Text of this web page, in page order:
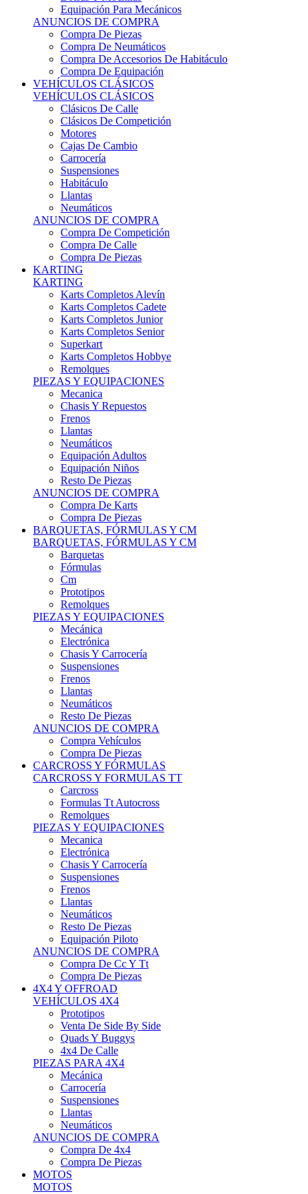
ANUNCIOS DE COMPRA
Compra De Piezas
Compra De Neumáticos
Compra De Accesorios De Habitáculo
Compra De Equipación
VEHÍCULOS CLÁSICOS
VEHÍCULOS CLÁSICOS
Clásicos De Calle
Clásicos De Competición
Motores
Cajas De Cambio
Carrocería
Suspensiones
Habitáculo
Llantas
Neumáticos
ANUNCIOS DE COMPRA
Compra De Competición
Compra De Calle
Compra De Piezas
KARTING
KARTING
Karts Completos Alevín
Karts Completos Cadete
Karts Completos Junior
Karts Completos Senior
Superkart
Karts Completos Hobbye
Remolques
PIEZAS Y EQUIPACIONES
Mecanica
Chasis Y Repuestos
Frenos
Llantas
Neumáticos
Equipación Adultos
Equipación Niños
Resto De Piezas
ANUNCIOS DE COMPRA
Compra De Karts
Compra De Piezas
BARQUETAS, FÓRMULAS Y CM
BARQUETAS, FÓRMULAS Y CM
Barquetas
Fórmulas
Cm
Prototipos
Remolques
PIEZAS Y EQUIPACIONES
Mecánica
Electrónica
Chasis Y Carrocería
Suspensiones
Frenos
Llantas
Neumáticos
Resto De Piezas
ANUNCIOS DE COMPRA
Compra Vehículos
Compra De Piezas
CARCROSS Y FÓRMULAS
CARCROSS Y FORMULAS TT
Carcross
Formulas Tt Autocross
Remolques
PIEZAS Y EQUIPACIONES
Mecanica
Electrónica
Chasis Y Carrocería
Suspensiones
Frenos
Llantas
Neumáticos
Resto De Piezas
Equipación Piloto
ANUNCIOS DE COMPRA
Compra De Cc Y Tt
Compra De Piezas
4X4 Y OFFROAD
VEHÍCULOS 4X4
Prototipos
Venta De Side By Side
Quads Y Buggys
4x4 De Calle
PIEZAS PARA 4X4
Mecánica
Carrocería
Suspensiones
Llantas
Neumáticos
ANUNCIOS DE COMPRA
Compra De 4x4
Compra De Piezas
MOTOS
MOTOS
Motos De Circuito